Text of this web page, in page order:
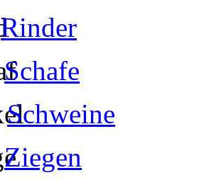
Rinder
Schafe
Schweine
Ziegen